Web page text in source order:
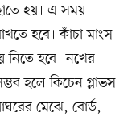
হয়। এ সময়
হবে। কাঁচা মাংস
নিতে হবে। নখের
হলে কিচেন গ্লাভস
মেঝে, বোর্ড,